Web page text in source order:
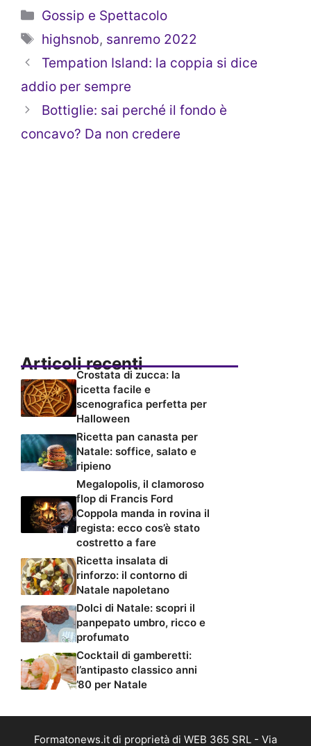
Categorie
Gossip e Spettacolo
Tag
highsnob, sanremo 2022
Tempation Island: la coppia si dice
addio per sempre
Bottiglie: sai perché il fondo è
concavo? Da non credere
Articoli recenti
Crostata di zucca: la
ricetta facile e
scenografica perfetta per
Halloween
Ricetta pan canasta per
Natale: soffice, salato e
ripieno
Megalopolis, il clamoroso
flop di Francis Ford
Coppola manda in rovina il
regista: ecco cos’è stato
costretto a fare
Ricetta insalata di
rinforzo: il contorno di
Natale napoletano
Dolci di Natale: scopri il
panpepato umbro, ricco e
profumato
Cocktail di gamberetti:
l’antipasto classico anni
’80 per Natale
Formatonews.it di proprietà di WEB 365 SRL - Via